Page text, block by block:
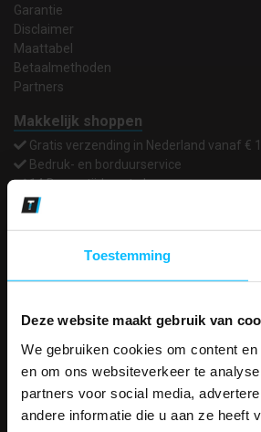
Toestemming
Deze website maakt gebruik van
We gebruiken cookies om content
en om ons websiteverkeer te
partners voor social media,
andere informatie die u aan ze heeft
Garantie
Disclaimer
Maattabel
Betaalmethoden
Partners
Makkelijk shoppen
Gratis verzending in Nederland vanaf €
Bedruk- en borduurservice
14 Dagen tijd om te herroepen
Betaalwijze
Contact
TEACO VOF
Kalmarweg 14-2